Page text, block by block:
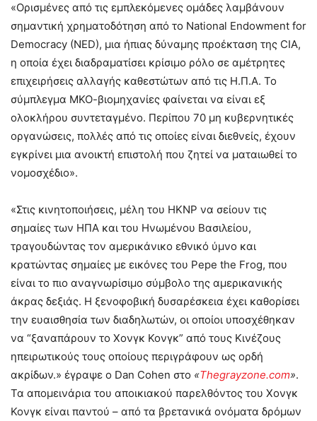
«Ορισμένες από τις εμπλεκόμενες ομάδες λαμβάνουν
σημαντική χρηματοδότηση από το National Endowment for
Democracy (NED), μια ήπιας δύναμης προέκταση της CIA,
η οποία έχει διαδραματίσει κρίσιμο ρόλο σε αμέτρητες
επιχειρήσεις αλλαγής καθεστώτων από τις Η.Π.Α. Το
σύμπλεγμα ΜΚΟ-βιομηχανίες φαίνεται να είναι εξ
ολοκλήρου συντεταγμένο. Περίπου 70 μη κυβερνητικές
οργανώσεις, πολλές από τις οποίες είναι διεθνείς, έχουν
εγκρίνει μια ανοικτή επιστολή που ζητεί να ματαιωθεί το
νομοσχέδιο».
«Στις κινητοποιήσεις, μέλη του HKNP να σείουν τις
σημαίες των ΗΠΑ και του Ηνωμένου Βασιλείου,
τραγουδώντας τον αμερικάνικο εθνικό ύμνο και
κρατώντας σημαίες με εικόνες του Pepe the Frog, που
είναι το πιο αναγνωρίσιμο σύμβολο της αμερικανικής
άκρας δεξιάς. Η ξενοφοβική δυσαρέσκεια έχει καθορίσει
την ευαισθησία των διαδηλωτών, οι οποίοι υποσχέθηκαν
να “ξαναπάρουν το Χονγκ Κονγκ” από τους Κινέζους
ηπειρωτικούς τους οποίους περιγράφουν ως ορδή
ακρίδων.» έγραψε ο Dan Cohen στο «Thegrayzone.com».
Τα απομεινάρια του αποικιακού παρελθόντος του Χονγκ
Κονγκ είναι παντού – από τα βρετανικά ονόματα δρόμων